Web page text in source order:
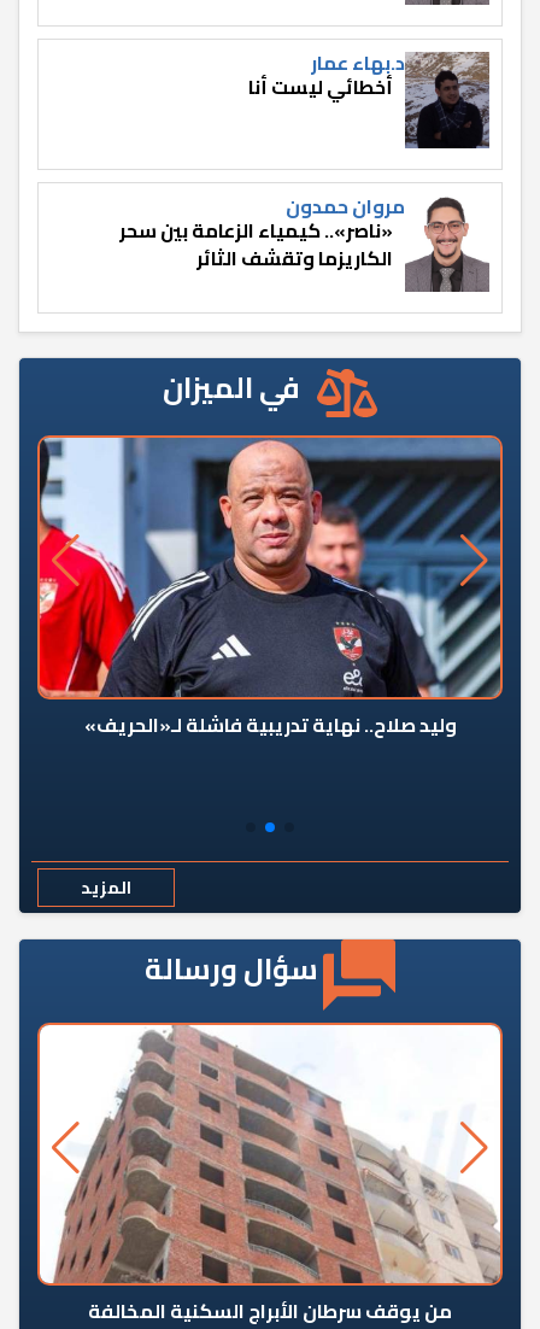
د.بهاء عمار
أخطائي ليست أنا
مروان حمدون
«ناصر».. كيمياء الزعامة بين سحر
الكاريزما وتقشف الثائر
في الميزان
وليد صلاح.. نهاية تدريبية فاشلة لـ«الحريف»
المزيد
سؤال ورسالة
من يوقف سرطان الأبراج السكنية المخالفة